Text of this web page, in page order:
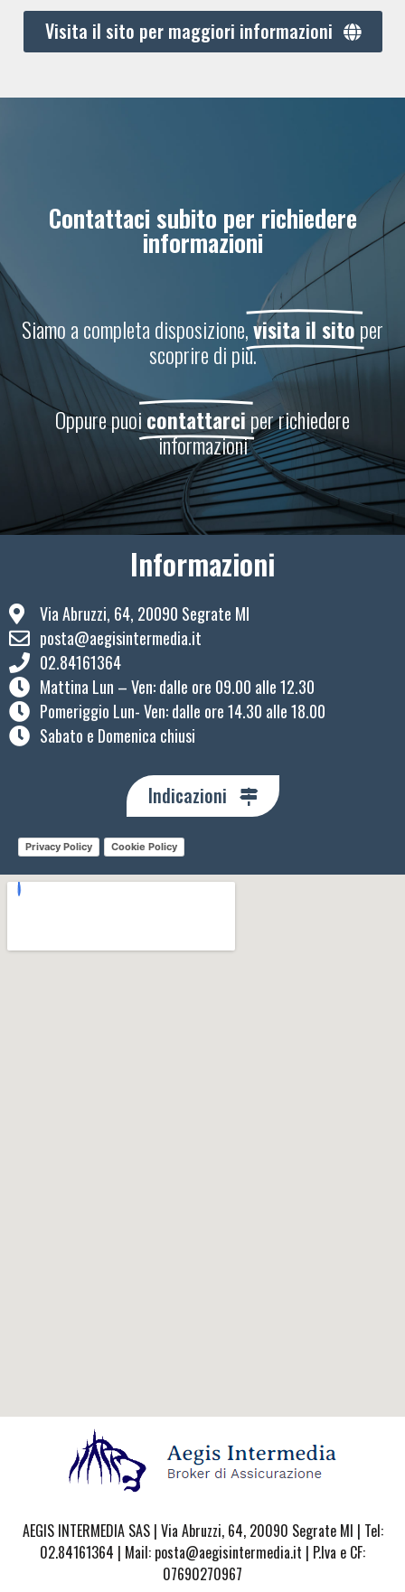
Visita il sito per maggiori informazioni
Contattaci subito per richiedere
informazioni
Siamo a completa disposizione,visita il sitoper
scoprire di più.
Oppure puoicontattarciper richiedere
informazioni
Informazioni
Via Abruzzi, 64, 20090 Segrate MI
posta@aegisintermedia.it
02.84161364
Mattina Lun – Ven: ​dalle ore 09.00 alle 12.30
Pomeriggio Lun- Ven: dalle ore 14.30 alle 18.00
Sabato e Domenica chiusi
Indicazioni
Privacy Policy Cookie Policy
AEGIS INTERMEDIA SAS | Via Abruzzi, 64, 20090 Segrate MI | Tel:
02.84161364 | Mail: posta@aegisintermedia.it | P.Iva e CF:
07690270967